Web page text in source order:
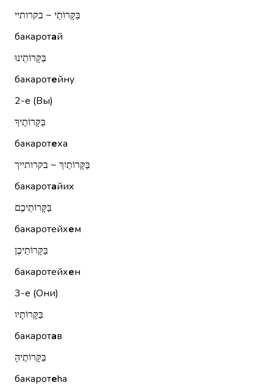
בַּקָּרוֹתַי ~ בקרותיי
бакаротай
בַּקָּרוֹתֵינוּ
бакаротейну
2-е (Вы)
בַּקָּרוֹתֶיךָ
бакаротеха
בַּקָּרוֹתַיִךְ ~ בקרותייך
бакаротайих
בַּקָּרוֹתֵיכֶם
бакаротейхем
בַּקָּרוֹתֵיכֶן
бакаротейхен
3-е (Они)
בַּקָּרוֹתָיו
бакаротав
בַּקָּרוֹתֶיהָ
бакаротеhа